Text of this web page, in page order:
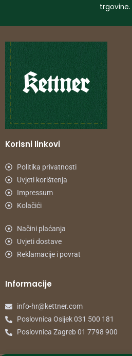
trgovine.
Korisni linkovi
Politika privatnosti
Uvjeti korištenja
Impressum
Kolačići
Načini plaćanja
Uvjeti dostave
Reklamacije i povrat
Informacije
info-hr@kettner.com
Poslovnica Osijek 031 500 181
Poslovnica Zagreb 01 7798 900